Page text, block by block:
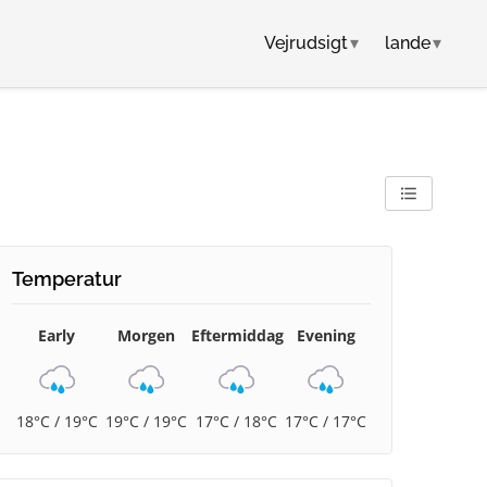
Vejrudsigt▾ lande▾
Temperatur
Early
18°C / 19°C
Morgen
19°C / 19°C
Eftermiddag
17°C / 18°C
Evening
17°C / 17°C